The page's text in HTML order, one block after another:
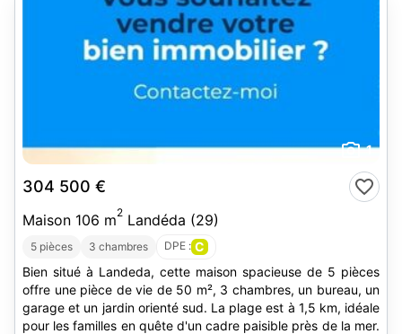
1
304 500 €
Maison 106 m2 Landéda (29)
5 pièces 3 chambres DPE : C
Bien situé à Landeda, cette maison spacieuse de 5 pièces
offre une pièce de vie de 50 m², 3 chambres, un bureau, un
garage et un jardin orienté sud. La plage est à 1,5 km, idéale
pour les familles en quête d'un cadre paisible près de la mer.